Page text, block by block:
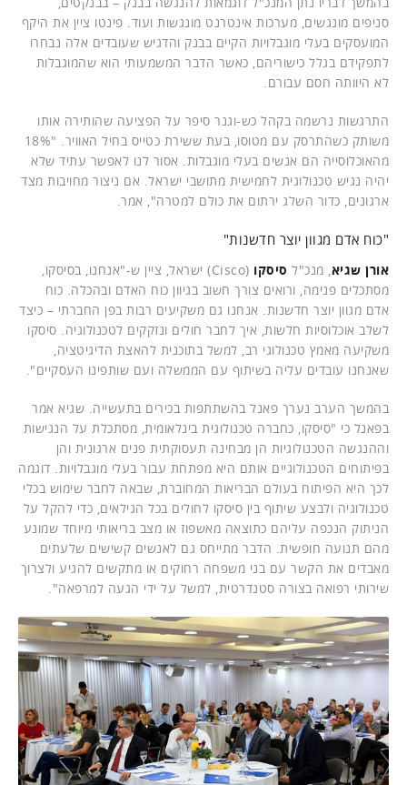
סניפים מונגשים, מערכות אינטרנט מונגשות ועוד. פינטו ציין את היקף
המועסקים בעלי מוגבלויות הקיים בבנק והדגיש שעובדים אלה נבחרו
לתפקידם בגלל כישוריהם, כאשר הדבר המשמעותי הוא שהמוגבלות
לא היוותה חסם עבורם.
התרגשות נרשמה בקהל כש-וגנר סיפר על הפציעה שהותירה אותו
משותק כשהתרסק עם מטוסו, בעת ששירת כטייס בחיל האוויר. "18%
מהאוכלוסייה הם אנשים בעלי מוגבלות. אסור לנו לאפשר עתיד שלא
יהיה נגיש טכנולוגית לחמישית מתושבי ישראל. אם ניצור מחויבות מצד
ארגונים, כדור השלג ירתום את כולם למטרה", אמר.
"כוח אדם מגוון יוצר חדשנות"
אורן שגיא, מנכ"ל סיסקו
(Cisco) ישראל, ציין ש-"אנחנו, בסיסקו,
מסתכלים פנימה, ורואים צורך חשוב בגיוון כוח האדם ובהכלה. כוח
אדם מגוון יוצר חדשנות. אנחנו גם משקיעים רבות בפן החברתי – כיצד
לשלב אוכלוסיות חלשות, איך לחבר חולים ונזקקים לטכנולוגיה. סיסקו
משקיעה מאמץ טכנולוגי רב, למשל בתוכנית להאצת הדיגיטציה,
שאנחנו עובדים עליה בשיתוף עם הממשלה ועם שותפינו העסקיים".
בהמשך הערב נערך פאנל בהשתתפות בכירים בתעשייה. שגיא אמר
בפאנל כי "סיסקו, כחברה טכנולוגית בינלאומית, מסתכלת על הנגישות
וההנגשה הטכנולוגיות הן מבחינה תעסוקתית פנים ארגונית והן
בפיתוחים הטכנולוגיים אותם היא מפתחת עבור בעלי מוגבלויות. דוגמה
לכך היא הפיתוח בעולם הבריאות המחוברת, שבאה לחבר שימוש בכלי
טכנולוגיה ולבצע שיתוף בין סיסקו לחולים בכל הגילאים, כדי להקל על
הניתוק הנכפה עליהם כתוצאה מאשפוז או מצב בריאותי מיוחד שמונע
מהם תנועה חופשית. הדבר מתייחס גם לאנשים קשישים שלעתים
מאבדים את הקשר עם בני משפחה רחוקים או מתקשים להגיע ולצרוך
שירותי רפואה בצורה סטנדרטית, למשל על ידי הגעה למרפאה".